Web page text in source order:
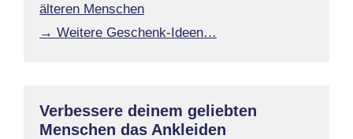
älteren Menschen
→ Weitere Geschenk-Ideen…
Verbessere deinem geliebten
Menschen das Ankleiden